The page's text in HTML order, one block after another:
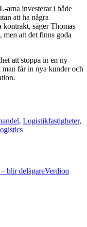
arna investerar i både
att ha några
kontrakt, säger Thomas
men att det finns goda
att stoppa in en ny
man får in nya kunder och
, Logistikfastigheter,
blir delägareVerdion